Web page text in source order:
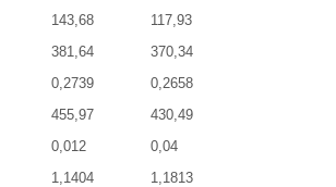
143,68
117,93
381,64
370,34
0,2739
0,2658
455,97
430,49
0,012
0,04
1,1404 1,1813